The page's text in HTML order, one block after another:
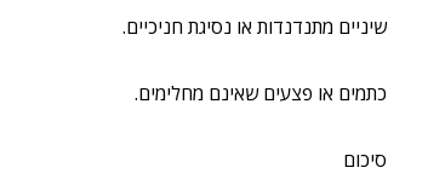
שיניים מתנדנדות או נסיגת חניכיים.
כתמים או פצעים שאינם מחלימים.
סיכום